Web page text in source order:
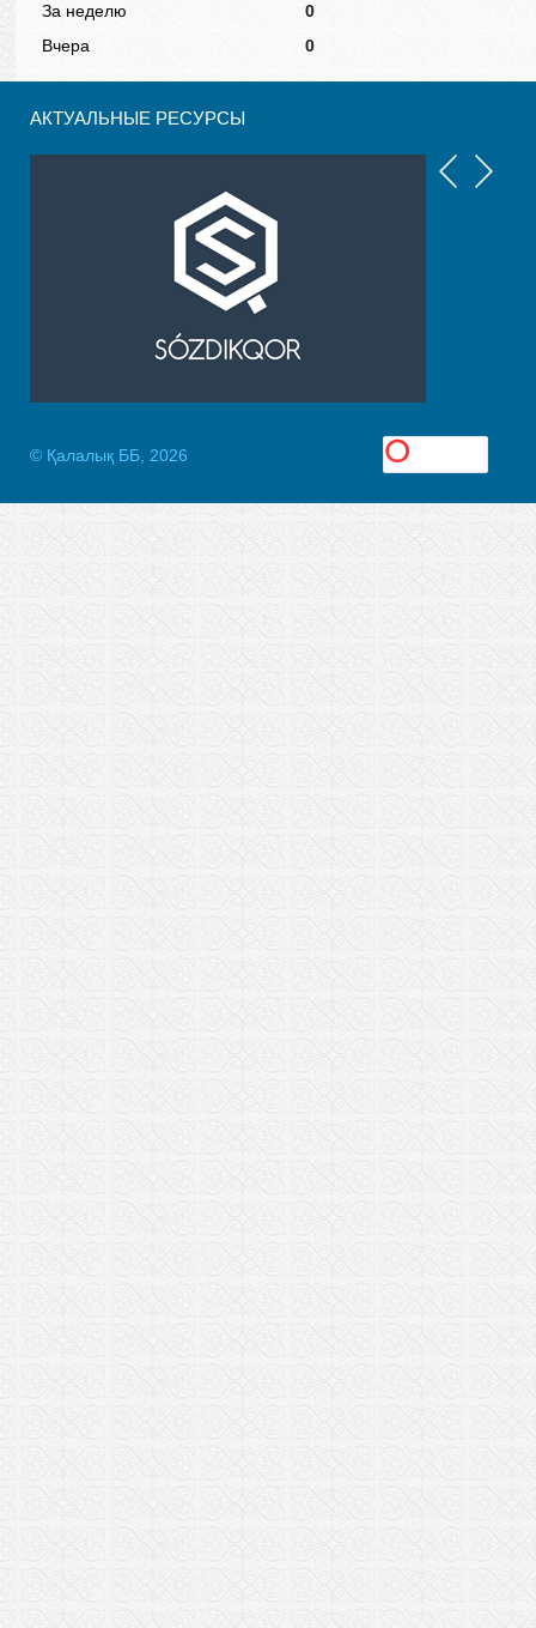
За неделю
0
Вчера
0
АКТУАЛЬНЫЕ РЕСУРСЫ
© Қалалық ББ, 2026